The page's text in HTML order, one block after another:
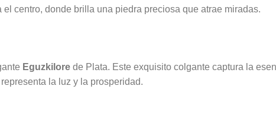
centro, donde brilla una piedra preciosa que atrae miradas.
Eguzkilore de Plata. Este exquisito colgante captura la
la luz y la prosperidad.